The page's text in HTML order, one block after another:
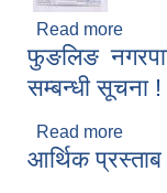
Read more
फुङलिङ
सम्बन्धी सूचना !
Read more
आर्थिक